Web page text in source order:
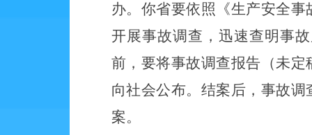
办。你省要依照《生产安全
开展事故调查，迅速查明事
前，要将事故调查报告（未
向社会公布。结案后，事故
案。